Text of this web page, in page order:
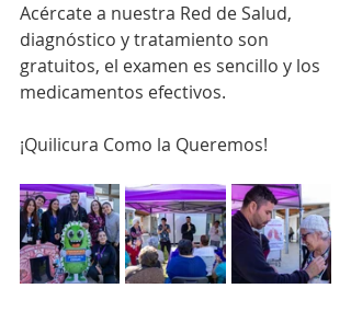
Acércate a nuestra Red de Salud,
diagnóstico y tratamiento son
gratuitos, el examen es sencillo y los
medicamentos efectivos.
¡Quilicura Como la Queremos!